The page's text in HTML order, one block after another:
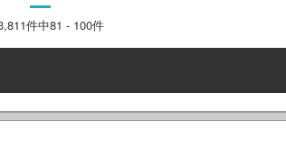
件中81 - 100件